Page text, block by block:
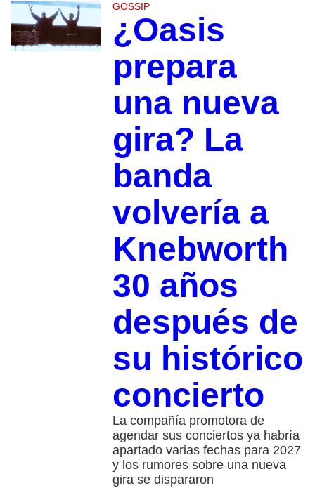
GOSSIP
¿Oasis
prepara
una nueva
gira? La
banda
volvería a
Knebworth
30 años
después de
su histórico
concierto
La compañía promotora de
agendar sus conciertos ya habría
apartado varias fechas para 2027
y los rumores sobre una nueva
gira se dispararon